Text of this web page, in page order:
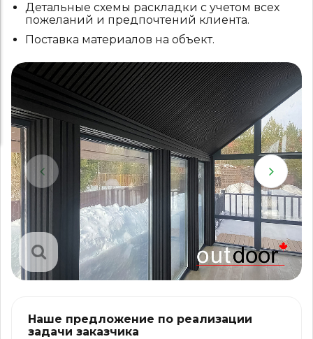
Детальные схемы раскладки с учетом всех
пожеланий и предпочтений клиента.
Поставка материалов на объект.
Наше предложение по реализации
задачи заказчика